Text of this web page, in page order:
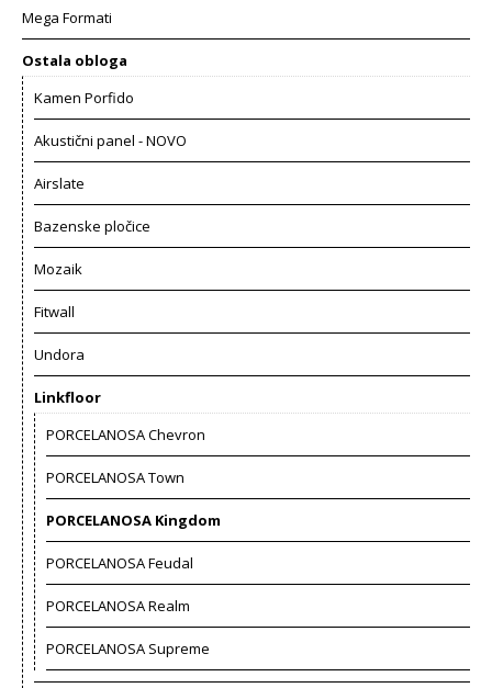
Mega Formati
Ostala obloga
Kamen Porfido
Akustični panel - NOVO
Airslate
Bazenske pločice
Mozaik
Fitwall
Undora
Linkfloor
PORCELANOSA Chevron
PORCELANOSA Town
PORCELANOSA Kingdom
PORCELANOSA Feudal
PORCELANOSA Realm
PORCELANOSA Supreme